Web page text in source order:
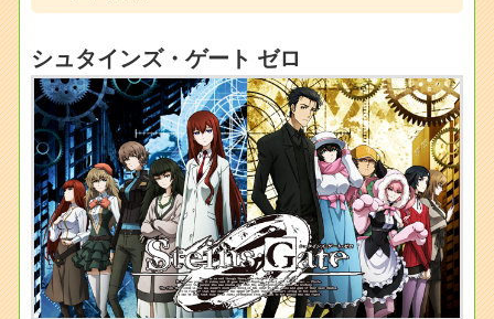
シュタインズ・ゲート ゼロ